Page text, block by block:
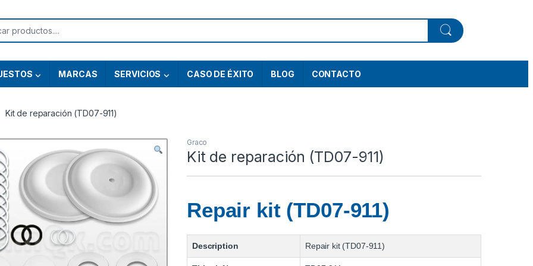
MARCAS SERVICIOS CASO DE ÉXITO BLOG CONTACTO
Kit de reparación (TD07-911)
Graco
Kit de reparación (TD07-911)
Repair kit (TD07-911)
Description Repair kit (TD07-911)